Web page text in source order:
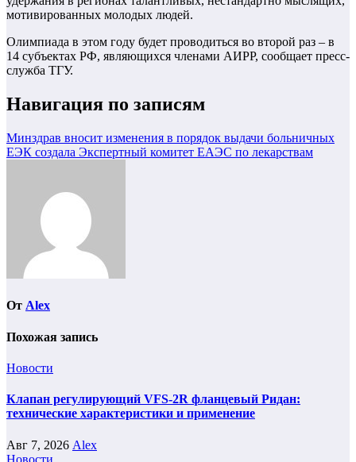
мотивированных молодых людей.
Олимпиада в этом году будет проводиться во второй раз – в
14 субъектах РФ, являющихся членами АИРР, сообщает пресс-
служба ТГУ.
Навигация по записям
Минздрав вносит изменения в порядок выдачи больничных
ЕЭК создала Экспертный комитет ЕАЭС по лекарствам
От Alex
Похожая запись
Новости
Клапан регулирующий VFS-2R фланцевый Ридан:
технические характеристики и применение
Авг 7, 2026 Alex
Новости